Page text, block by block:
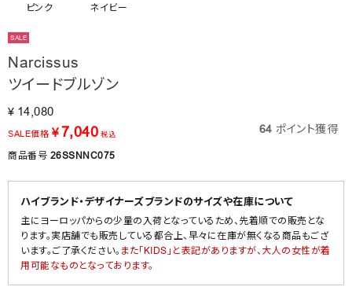
ピンク ネイビー
SALE
Narcissus
ツイードブルゾン
¥ 14,080
SALE価格 ¥ 7,040 税込 64 ポイント獲得
商品番号 26SSNNC075
ハイブランド・デザイナーズブランドのサイズや在庫について
主にヨーロッパからの少量の入荷となっているため、先着順での販売とな
ります。実店舗でも販売している都合上、早々に在庫が無くなる商品もござ
います。ご了承ください。 また「KIDS」と表記がありますが、大人の女性が着
用可能なものとなっております。